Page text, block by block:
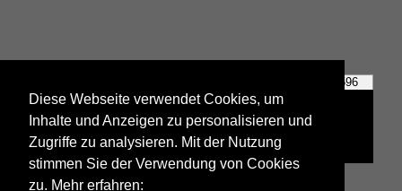
Dampflok 52 7596
Diese Webseite verwendet Cookies, um
Inhalte und Anzeigen zu personalisieren und
Zugriffe zu analysieren. Mit der Nutzung
stimmen Sie der Verwendung von Cookies
zu. Mehr erfahren: